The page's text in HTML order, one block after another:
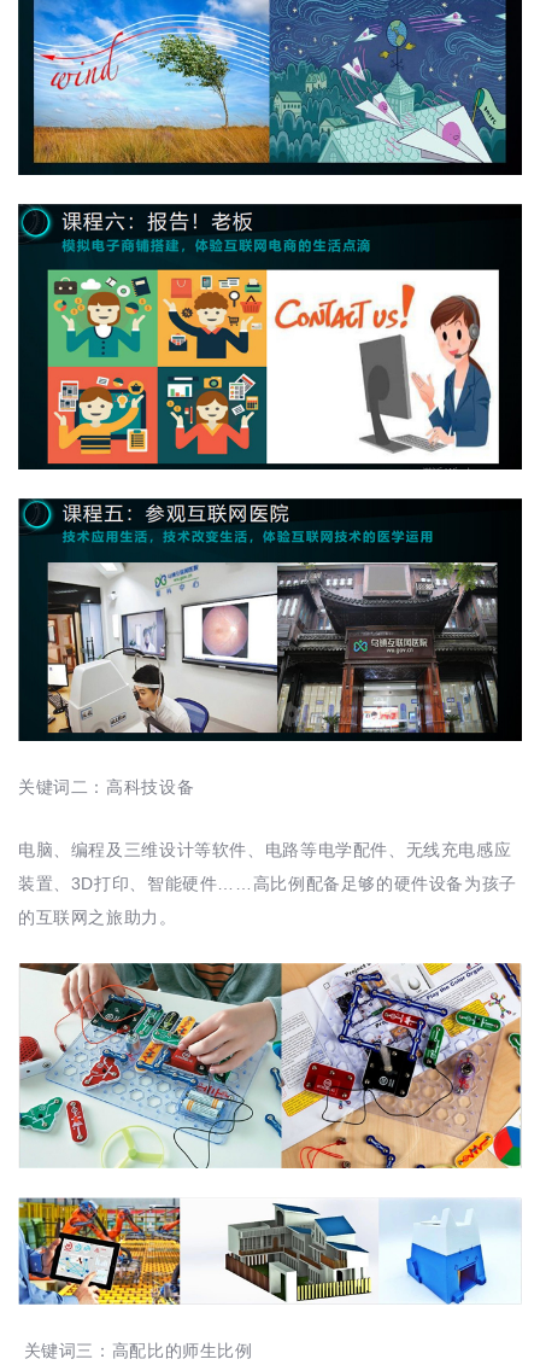
关键词二：高科技设备
电脑、编程及三维设计等软件、电路等电学配件、无线充电感应
装置、3D打印、智能硬件……高比例配备足够的硬件设备为孩子
的互联网之旅助力。
关键词三：高配比的师生比例